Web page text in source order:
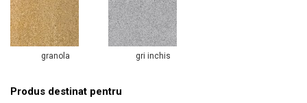
granola gri inchis
Produs destinat pentru